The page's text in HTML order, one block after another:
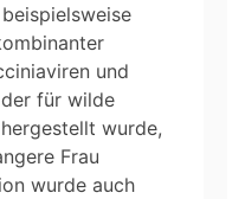
und
für wilde
wurde,
Frau
wurde auch